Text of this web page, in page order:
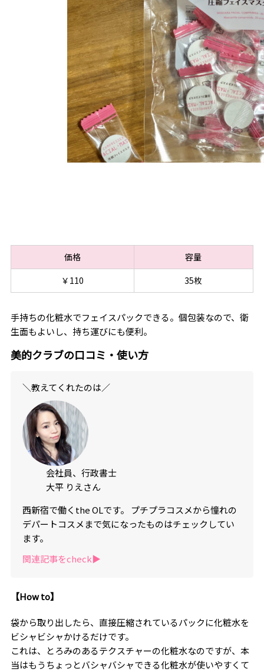
価格
容量
￥110
35枚
手持ちの化粧水でフェイスパックできる。個包装なので、衛
生面もよいし、持ち運びにも便利。
美的クラブの口コミ・使い方
＼教えてくれたのは／
会社員、行政書士
大平 りえさん
西新宿で働くthe OLです。 プチプラコスメから憧れの
デパートコスメまで気になったものはチェックしてい
ます。
関連記事をcheck▶︎
【How to】
袋から取り出したら、直接圧縮されているパックに化粧水を
ビシャビシャかけるだけです。
これは、とろみのあるテクスチャーの化粧水なのですが、本
当はもうちょっとバシャバシャできる化粧水が使いやすくて